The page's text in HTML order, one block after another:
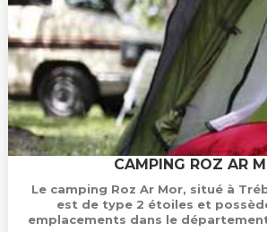
CAMPING ROZ AR
Le camping Roz Ar Mor, situé à
est de type 2 étoiles et
emplacements dans le